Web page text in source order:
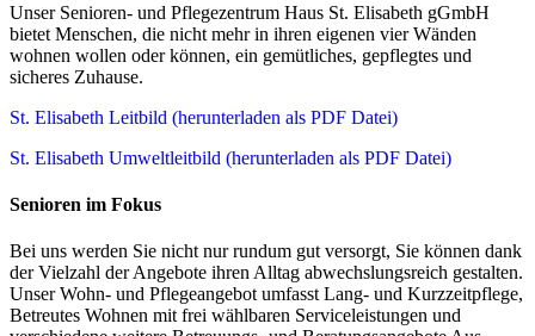
Unser Senioren- und Pflegezentrum Haus St. Elisabeth gGmbH
bietet Menschen, die nicht mehr in ihren eigenen vier Wänden
wohnen wollen oder können, ein gemütliches, gepflegtes und
sicheres Zuhause.
St. Elisabeth Leitbild (herunterladen als PDF Datei)
St. Elisabeth Umweltleitbild (herunterladen als PDF Datei)
Senioren im Fokus
Bei uns werden Sie nicht nur rundum gut versorgt, Sie können dank
der Vielzahl der Angebote ihren Alltag abwechslungsreich gestalten.
Unser Wohn- und Pflegeangebot umfasst Lang- und Kurzzeitpflege,
Betreutes Wohnen mit frei wählbaren Serviceleistungen und